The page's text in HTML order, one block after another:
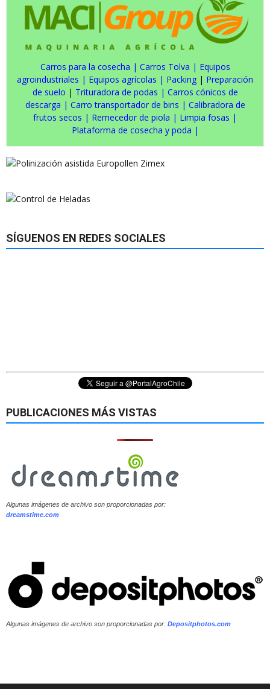
Carros para la cosecha | Carros Tolva | Equipos
agroindustriales | Equipos agrícolas | Packing | Preparación
de suelo | Trituradora de podas | Carros cónicos de
descarga | Carro transportador de bins | Calibradora de
frutos secos | Remecedor de piola | Limpia fosas |
Plataforma de cosecha y poda |
SÍGUENOS EN REDES SOCIALES
PUBLICACIONES MÁS VISTAS
Algunas imágenes de archivo son proporcionadas por:
dreamstime.com
Algunas imágenes de archivo son proporcionadas por: Depositphotos.com